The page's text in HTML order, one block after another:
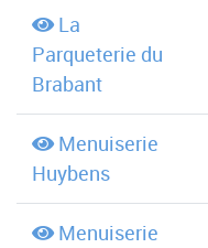
La
Parqueterie du
Brabant
Menuiserie
Huybens
Menuiserie